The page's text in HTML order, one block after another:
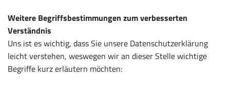
Weitere Begriffsbestimmungen zum verbesserten
Verständnis
Uns ist es wichtig, dass Sie unsere Datenschutzerklärung
leicht verstehen, weswegen wir an dieser Stelle wichtige
Begriffe kurz erläutern möchten: